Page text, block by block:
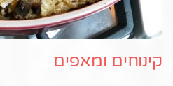
קינוחים ומאפים